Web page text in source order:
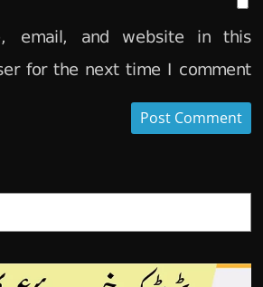
email, and website in this
for the next time I comment.